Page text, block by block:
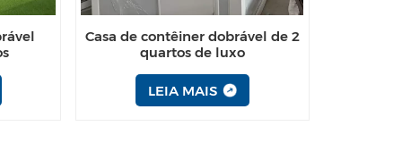
Casa de contêiner dobrável de 2
quartos de luxo
LEIA MAIS